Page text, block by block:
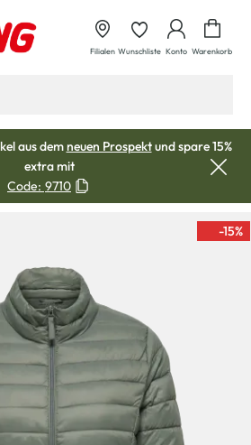
Filialen Wunschliste Konto Warenkorb
aus demneuen Prospektund spare 15%
extra mit
Code: 9710
-15%